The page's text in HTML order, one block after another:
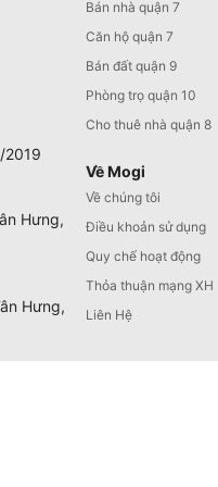
Bán nhà quận 7
Căn hộ quận 7
Bán đất quận 9
Phòng trọ quận 10
Cho thuê nhà quận 8
Về Mogi
Về chúng tôi
Điều khoản sử dụng
Quy chế hoạt động
Thỏa thuận mạng XH
Liên Hệ
2019
Hưng,
Hưng,